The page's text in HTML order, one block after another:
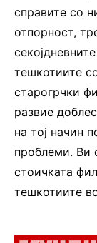
справите со
отпорност,
тешкотиите
старогрчки
развие
на тој начин
проблеми. Ви
стоичката
тешкотиите